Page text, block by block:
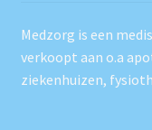
Medzorg is een
verkoopt aan o.a
ziekenhuizen,